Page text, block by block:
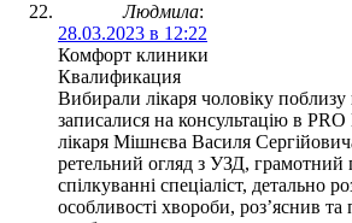
Людмила:
28.03.2023 в 12:22
Комфорт клиники
Квалификация
Вибирали лікаря чоловіку поблизу
записалися на консультацію в
лікаря Мішнєва Василя
ретельний огляд з УЗД,
спілкуванні спеціаліст, детально
особливості хвороби, роз’яснив